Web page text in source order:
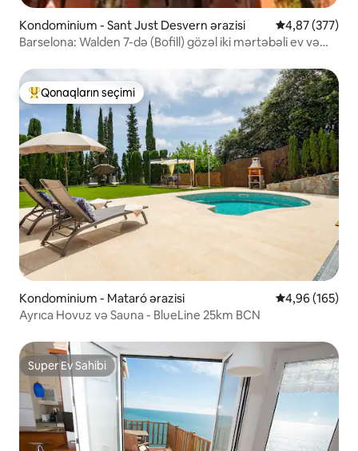
Kondominium - Sant Just Desvern ərazisi Ortalama
4,87 (377)
Barselona: Walden 7-də (Bofill) gözəl iki mərtəbəli ev və
Populyar "Qonaqların seçimi"
Qonaqların seçimi
Kondominium - Mataró ərazisi Ortalama
4,96 (165)
Ayrıca Hovuz və Sauna - BlueLine 25km BCN
Super Ev Sahibi
Super Ev Sahibi